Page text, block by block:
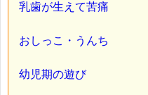
乳歯が生えて苦痛
おしっこ・うんち
幼児期の遊び